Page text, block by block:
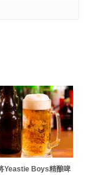
Yeastie Boys精酿啤